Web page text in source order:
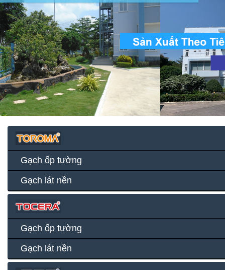
Gạch ốp tường
Gạch lát nền
Gạch ốp tường
Gạch lát nền